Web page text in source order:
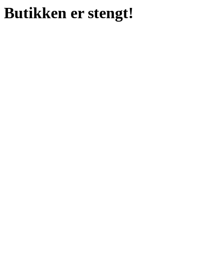
Butikken er stengt!